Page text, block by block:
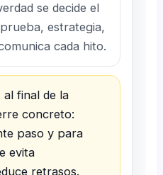
se decide el
estrategia,
cada hito.
al final de la
concreto:
paso y para
evita
retrasos.